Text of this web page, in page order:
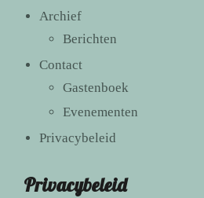
Archief
Berichten
Contact
Gastenboek
Evenementen
Privacybeleid
Privacybeleid